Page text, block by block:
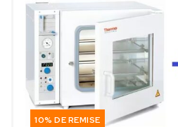
10% DE REMISE